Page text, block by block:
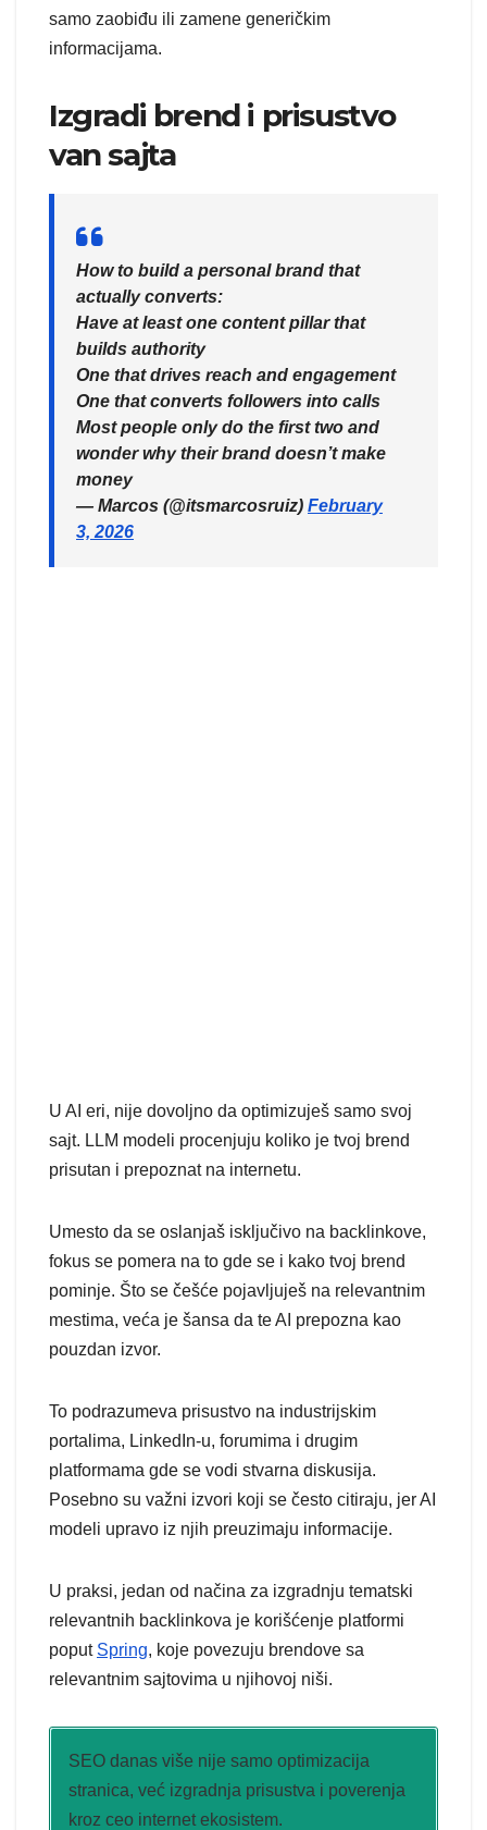
samo zaobiđu ili zamene generičkim
informacijama.
Izgradi brend i prisustvo
van sajta
How to build a personal brand that
actually converts:
Have at least one content pillar that
builds authority
One that drives reach and engagement
One that converts followers into calls
Most people only do the first two and
wonder why their brand doesn’t make
money
— Marcos (@itsmarcosruiz) February
3, 2026
U AI eri, nije dovoljno da optimizuješ samo svoj
sajt. LLM modeli procenjuju koliko je tvoj brend
prisutan i prepoznat na internetu.
Umesto da se oslanjaš isključivo na backlinkove,
fokus se pomera na to gde se i kako tvoj brend
pominje. Što se češće pojavljuješ na relevantnim
mestima, veća je šansa da te AI prepozna kao
pouzdan izvor.
To podrazumeva prisustvo na industrijskim
portalima, LinkedIn-u, forumima i drugim
platformama gde se vodi stvarna diskusija.
Posebno su važni izvori koji se često citiraju, jer AI
modeli upravo iz njih preuzimaju informacije.
U praksi, jedan od načina za izgradnju tematski
relevantnih backlinkova je korišćenje platformi
poput Spring, koje povezuju brendove sa
relevantnim sajtovima u njihovoj niši.
SEO danas više nije samo optimizacija
stranica, već izgradnja prisustva i poverenja
kroz ceo internet ekosistem.